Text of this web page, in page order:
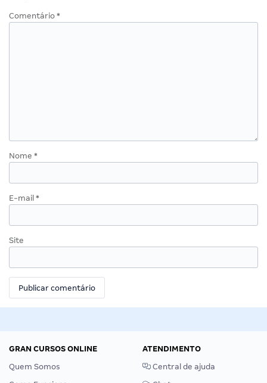
Comentário *
Nome *
E-mail *
Site
GRAN CURSOS ONLINE
Quem Somos
ATENDIMENTO
Central de ajuda